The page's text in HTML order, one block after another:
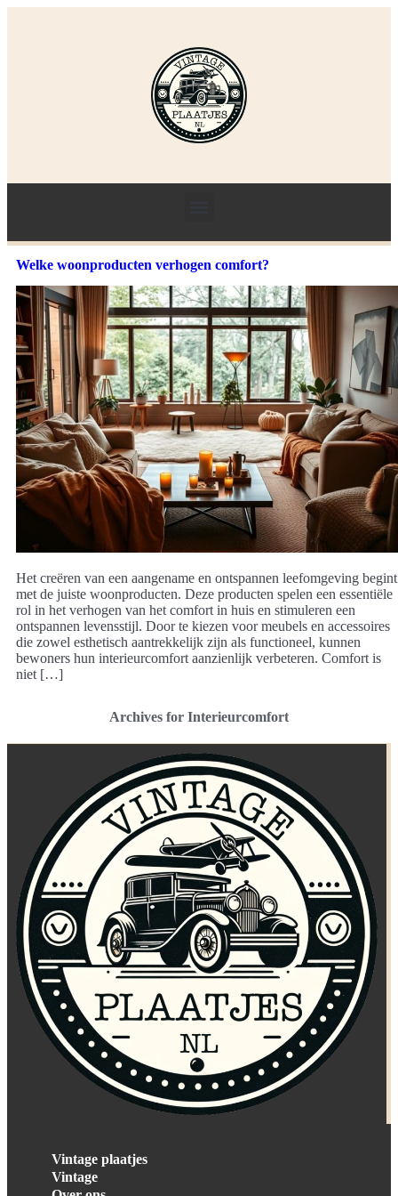
Welke woonproducten verhogen comfort?
Het creëren van een aangename en ontspannen leefomgeving begint
met de juiste woonproducten. Deze producten spelen een essentiële
rol in het verhogen van het comfort in huis en stimuleren een
ontspannen levensstijl. Door te kiezen voor meubels en accessoires
die zowel esthetisch aantrekkelijk zijn als functioneel, kunnen
bewoners hun interieurcomfort aanzienlijk verbeteren. Comfort is
niet […]
Archives for Interieurcomfort
Vintage plaatjes
Vintage